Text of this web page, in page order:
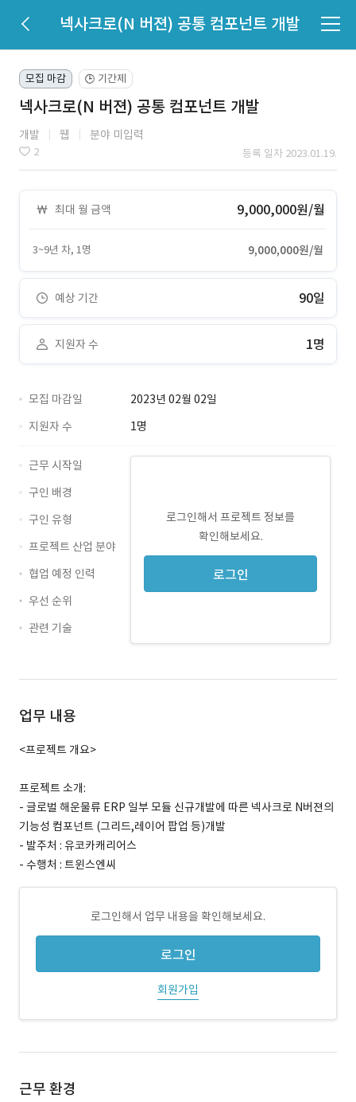
넥사크로(N 버젼) 공통 컴포넌트 개발
모집 마감 🕒 기간제
넥사크로(N 버젼) 공통 컴포넌트 개발
개발 웹 분야 미입력
2 등록 일자 2023.01.19.
최대 월 금액 9,000,000원/월
3~9년 차, 1명 9,000,000원/월
예상 기간 90일
지원자 수 1명
모집 마감일
2023년 02월 02일
지원자 수
1명
로그인해서 프로젝트 정보를
확인해보세요.
로그인
근무 시작일
구인 배경
구인 유형
프로젝트 산업 분야
협업 예정 인력
우선 순위
관련 기술
업무 내용
<프로젝트 개요>
프로젝트 소개:
- 글로벌 해운물류 ERP 일부 모듈 신규개발에 따른 넥사크로 N버젼의
기능성 컴포넌트 (그리드,레이어 팝업 등)개발
- 발주처 : 유코카캐리어스
- 수행처 : 트윈스엔씨
로그인해서 업무 내용을 확인해보세요.
로그인
회원가입
근무 환경